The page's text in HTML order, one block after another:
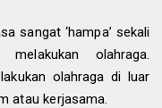
sangat ‘hampa’ sekali
olahraga.
olahraga di luar
atau kerjasama.